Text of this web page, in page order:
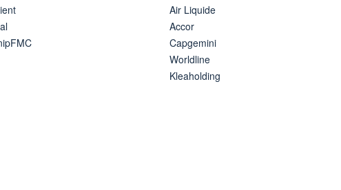
Air Liquide
Accor
Capgemini
Worldline
Kleaholding